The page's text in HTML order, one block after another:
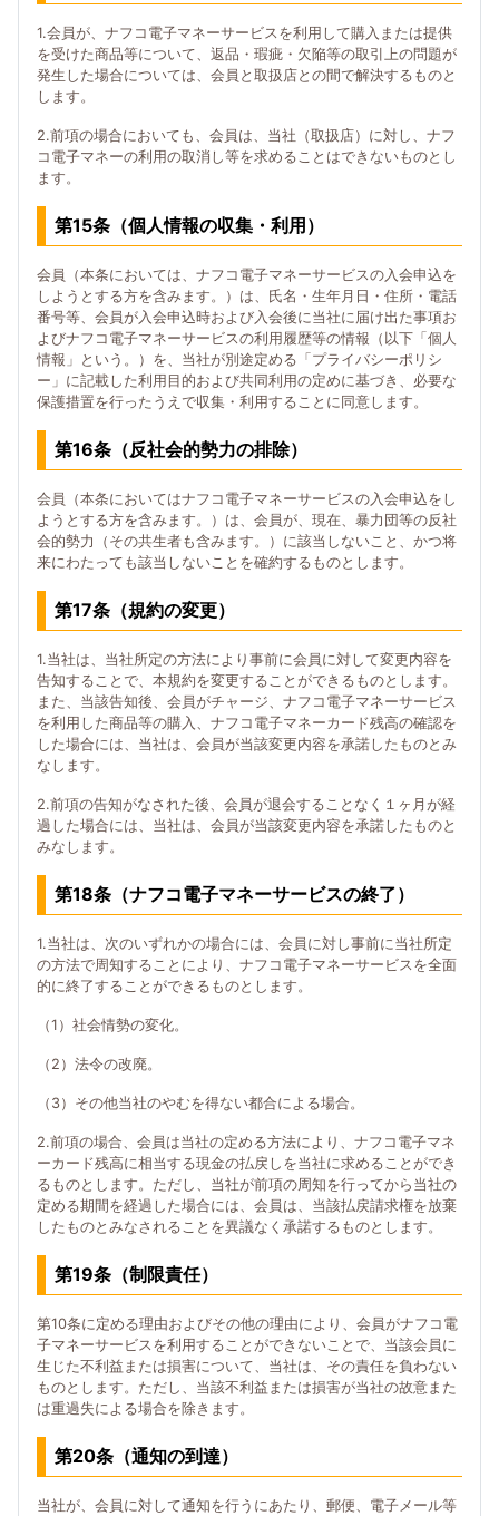
1.会員が、ナフコ電子マネーサービスを利用して購入または提供
を受けた商品等について、返品・瑕疵・欠陥等の取引上の問題が
発生した場合については、会員と取扱店との間で解決するものと
します。
2.前項の場合においても、会員は、当社（取扱店）に対し、ナフ
コ電子マネーの利用の取消し等を求めることはできないものとし
ます。
第15条（個人情報の収集・利用）
会員（本条においては、ナフコ電子マネーサービスの入会申込を
しようとする方を含みます。）は、氏名・生年月日・住所・電話
番号等、会員が入会申込時および入会後に当社に届け出た事項お
よびナフコ電子マネーサービスの利用履歴等の情報（以下「個人
情報」という。）を、当社が別途定める「プライバシーポリシ
ー」に記載した利用目的および共同利用の定めに基づき、必要な
保護措置を行ったうえで収集・利用することに同意します。
第16条（反社会的勢力の排除）
会員（本条においてはナフコ電子マネーサービスの入会申込をし
ようとする方を含みます。）は、会員が、現在、暴力団等の反社
会的勢力（その共生者も含みます。）に該当しないこと、かつ将
来にわたっても該当しないことを確約するものとします。
第17条（規約の変更）
1.当社は、当社所定の方法により事前に会員に対して変更内容を
告知することで、本規約を変更することができるものとします。
また、当該告知後、会員がチャージ、ナフコ電子マネーサービス
を利用した商品等の購入、ナフコ電子マネーカード残高の確認を
した場合には、当社は、会員が当該変更内容を承諾したものとみ
なします。
2.前項の告知がなされた後、会員が退会することなく１ヶ月が経
過した場合には、当社は、会員が当該変更内容を承諾したものと
みなします。
第18条（ナフコ電子マネーサービスの終了）
1.当社は、次のいずれかの場合には、会員に対し事前に当社所定
の方法で周知することにより、ナフコ電子マネーサービスを全面
的に終了することができるものとします。
（1）社会情勢の変化。
（2）法令の改廃。
（3）その他当社のやむを得ない都合による場合。
2.前項の場合、会員は当社の定める方法により、ナフコ電子マネ
ーカード残高に相当する現金の払戻しを当社に求めることができ
るものとします。ただし、当社が前項の周知を行ってから当社の
定める期間を経過した場合には、会員は、当該払戻請求権を放棄
したものとみなされることを異議なく承諾するものとします。
第19条（制限責任）
第10条に定める理由およびその他の理由により、会員がナフコ電
子マネーサービスを利用することができないことで、当該会員に
生じた不利益または損害について、当社は、その責任を負わない
ものとします。ただし、当該不利益または損害が当社の故意また
は重過失による場合を除きます。
第20条（通知の到達）
当社が、会員に対して通知を行うにあたり、郵便、電子メール等